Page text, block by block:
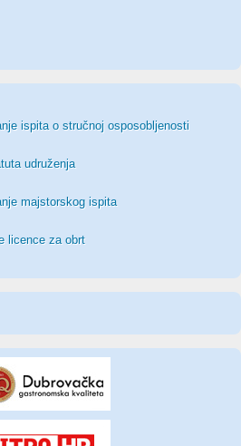
ispita o stručnoj osposobljenosti
udruženja
majstorskog ispita
licence za obrt